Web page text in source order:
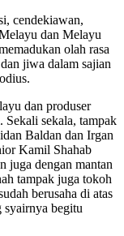
cendekiawan,
dan Melayu
olah rasa
jiwa dalam sajian
dan produser
Sekali sekala, tampak
Baldan dan Irgan
Kamil Shahab
juga dengan mantan
tampak juga tokoh
berusaha di atas
syairnya begitu